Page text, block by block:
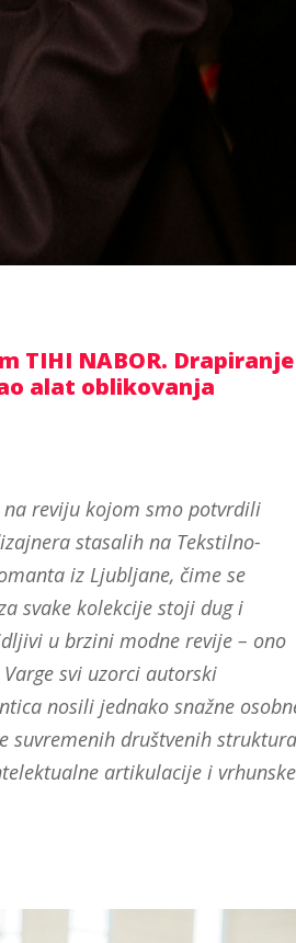
TIHI NABOR.
alat oblikovanja
na reviju kojom smo potvrdili
stasalih na Tekstilno-
iz Ljubljane, čime se
svake kolekcije stoji dug i
u brzini modne revije – ono
svi uzorci autorski
nosili jednako snažne
društvenih
artikulacije i vrhunske